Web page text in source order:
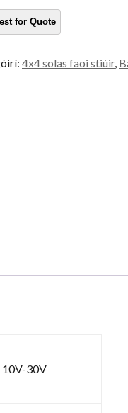
4x4 solas faoi stiúir,
10V-30V